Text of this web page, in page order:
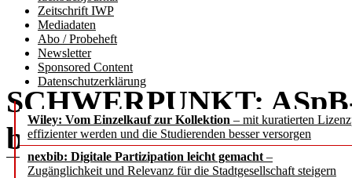
Zeitschrift IWP
Mediadaten
Abo / Probeheft
Newsletter
Sponsored Content
Datenschutzerklärung
Wiley: Vom Einzelkauf zur Kollektion – mit kuratierten
effizienter werden und die Studierenden besser versorgen
nexbib: Digitale Partizipation leicht gemacht –
Zugänglichkeit und Relevanz für die Stadtgesellschaft steigern
SCHWERPUNKT:
b.i.t.online2 / 2026